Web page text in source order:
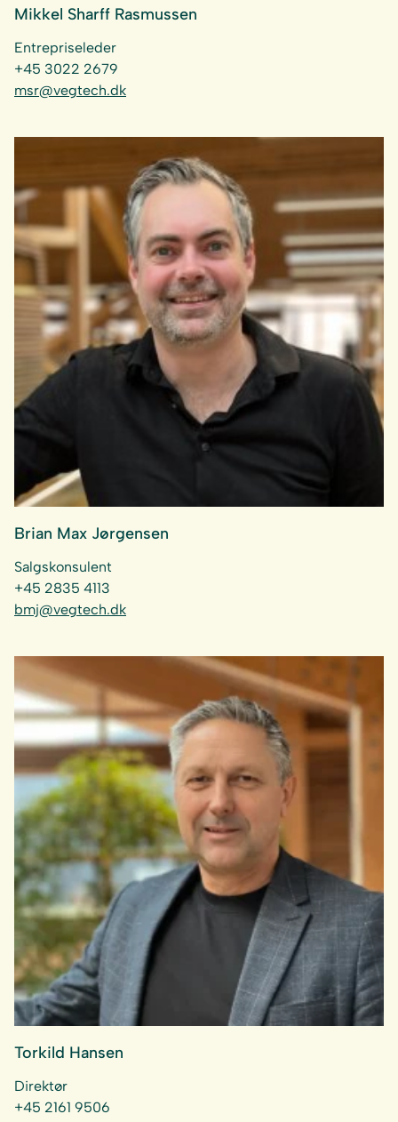
Mikkel Sharff Rasmussen
Entrepriseleder
+45 3022 2679
msr@vegtech.dk
Brian Max Jørgensen
Salgskonsulent
+45 2835 4113
bmj@vegtech.dk
Torkild Hansen
Direktør
+45 2161 9506